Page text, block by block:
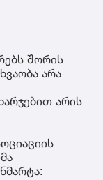
შორის
არა
არის